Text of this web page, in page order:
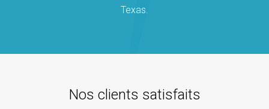
Texas.
Nos clients satisfaits